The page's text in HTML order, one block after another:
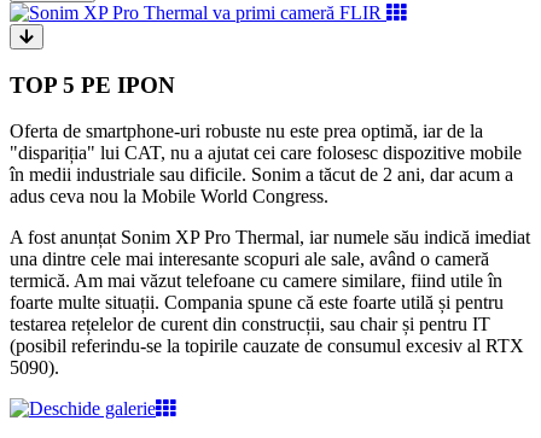
TOP 5 PE IPON
Oferta de smartphone-uri robuste nu este prea optimă, iar de la
"dispariția" lui CAT, nu a ajutat cei care folosesc dispozitive mobile
în medii industriale sau dificile. Sonim a tăcut de 2 ani, dar acum a
adus ceva nou la Mobile World Congress.
A fost anunțat Sonim XP Pro Thermal, iar numele său indică imediat
una dintre cele mai interesante scopuri ale sale, având o cameră
termică. Am mai văzut telefoane cu camere similare, fiind utile în
foarte multe situații. Compania spune că este foarte utilă și pentru
testarea rețelelor de curent din construcții, sau chair și pentru IT
(posibil referindu-se la topirile cauzate de consumul excesiv al RTX
5090).